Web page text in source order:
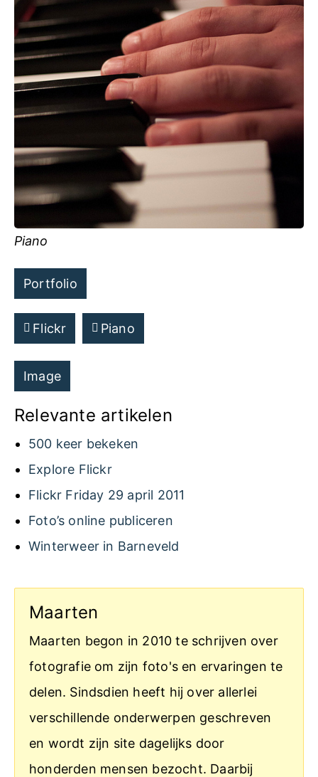
Piano
Portfolio
Flickr Piano
Image
Relevante artikelen
500 keer bekeken
Explore Flickr
Flickr Friday 29 april 2011
Foto’s online publiceren
Winterweer in Barneveld
Maarten
Maarten begon in 2010 te schrijven over
fotografie om zijn foto's en ervaringen te
delen. Sindsdien heeft hij over allerlei
verschillende onderwerpen geschreven
en wordt zijn site dagelijks door
honderden mensen bezocht. Daarbij